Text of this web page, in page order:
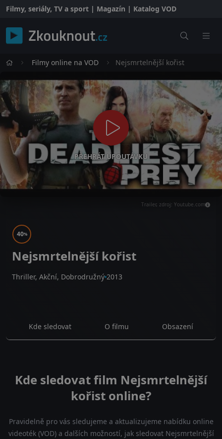
Filmy, seriály, TV a sport | Magazín | Katalog VOD
Filmy online na VOD Nejsmrtelnější kořist
PŘEHRÁT UPOUTÁVKU
Trailer, zdroj: Youtube.com
40%
Nejsmrtelnější kořist
Thriller, Akční, Dobrodružný 2013
Kde sledovat O filmu Obsazení
Kde sledovat film Nejsmrtelnější
kořist online?
Pravidelně pro vás sledujeme a aktualizujeme nabídku online
videoték (VOD) a dalších možností, jak sledovat Nejsmrtelnější